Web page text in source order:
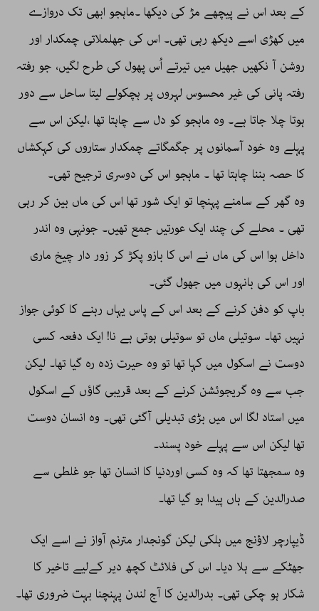
کے بعد اس نے پیچھے مڑ کی دیکھا ۔ماہجو ابھی تک دروازے
میں کھڑی اسے دیکھ رہی تھی۔ اس کی جھلملاتی چمکدار اور
روشن آ نکھیں جھیل میں تیرتے اُس پھول کی طرح لگیں، جو رفتہ
رفتہ پانی کی غیر محسوس لہروں پر ہچکولے لیتا ساحل سے دور
ہوتا چلا جاتا ہے۔ وہ ماہجو کو دل سے چاہتا تھا ،لیکن اس سے
پہلے وہ خود آسمانوں پر جگمگاتے چمکدار ستاروں کی کہکشاں
کا حصہ بننا چاہتا تھا ۔ ماہجو اس کی دوسری ترجیح تھی۔
وہ گھر کے سامنے پہنچا تو ایک شور تھا اس کی ماں بین کر رہی
تھی ۔ محلے کی چند ایک عورتیں جمع تھیں۔ جونہی وہ اندر
داخل ہوا اس کی ماں نے اس کا بازو پکڑ کر زور دار چیخ ماری
اور اس کی بانہوں میں جھول گئی۔
باپ کو دفن کرنے کے بعد اس کے پاس یہاں رہنے کا کوئی جواز
نہیں تھا۔ سوتیلی ماں تو سوتیلی ہوتی ہے نا! ایک دفعہ کسی
دوست نے اسکول میں کہا تھا تو وہ حیرت زدہ رہ گیا تھا۔ لیکن
جب سے وہ گریجوئشن کرنے کے بعد قریبی گاؤں کے اسکول
میں استاد لگا اس میں بڑی تبدیلی آگئی تھی۔ وہ انسان دوست
تھا لیکن اس سے پہلے خود پسند۔
وہ سمجھتا تھا کہ وہ کسی اوردنیا کا انسان تھا جو غلطی سے
صدرالدین کے ہاں پیدا ہو گیا تھا۔
ڈیپارچر لاؤنج میں ہلکی لیکن گونجدار مترنم آواز نے اسے ایک
جھٹکے سے ہلا دیا۔ اس کی فلائٹ کچھ دیر کےلیے تاخیر کا
شکار ہو چکی تھی۔ بدرالدین کا آج لندن پہنچنا بہت ضروری تھا۔